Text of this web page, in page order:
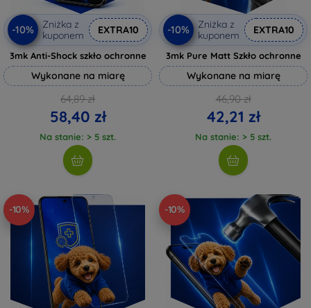
-10%
Zniżka z
kuponem
EXTRA10
3mk Anti-Shock szkło ochronne
Wykonane na miarę
64,89 zł
58,40 zł
Na stanie: > 5 szt.
-10%
Zniżka z
kuponem
EXTRA10
3mk Pure Matt Szkło ochronne
Wykonane na miarę
46,90 zł
42,21 zł
Na stanie: > 5 szt.
-10% -10%